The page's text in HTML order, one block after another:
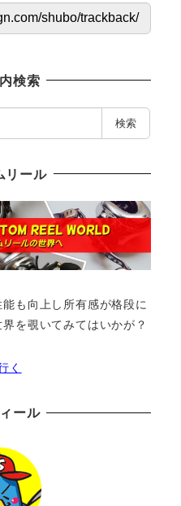
検索
検索
リール
も向上し所有感が格段に
を覗いてみてはいかが？
く
ール